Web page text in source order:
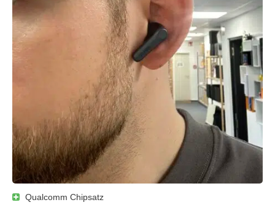
Qualcomm Chipsatz